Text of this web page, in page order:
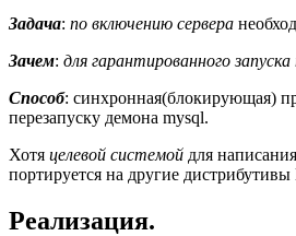
Задача: по включению сервера
Зачем: для гарантированного запуска
Способ: синхронная(блокирующая)
перезапуску демона mysql.
Хотя целевой системой для
портируется на другие
Реализация.